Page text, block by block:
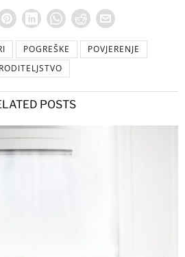
POGREŠKE
POVJERENJE
RODITELJSTVO
POSTS